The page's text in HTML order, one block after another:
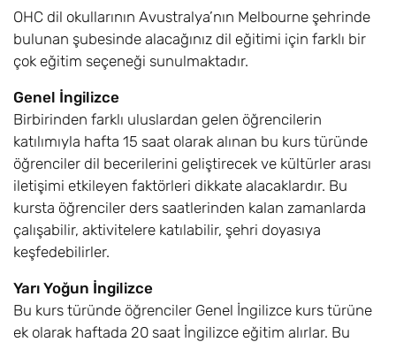
OHC dil okullarının Avustralya’nın Melbourne şehrinde
bulunan şubesinde alacağınız dil eğitimi için farklı bir
çok eğitim seçeneği sunulmaktadır.
Genel İngilizce
Birbirinden farklı uluslardan gelen öğrencilerin
katılımıyla hafta 15 saat olarak alınan bu kurs türünde
öğrenciler dil becerilerini geliştirecek ve kültürler arası
iletişimi etkileyen faktörleri dikkate alacaklardır. Bu
kursta öğrenciler ders saatlerinden kalan zamanlarda
çalışabilir, aktivitelere katılabilir, şehri doyasıya
keşfedebilirler.
Yarı Yoğun İngilizce
Bu kurs türünde öğrenciler Genel İngilizce kurs türüne
ek olarak haftada 20 saat İngilizce eğitim alırlar. Bu